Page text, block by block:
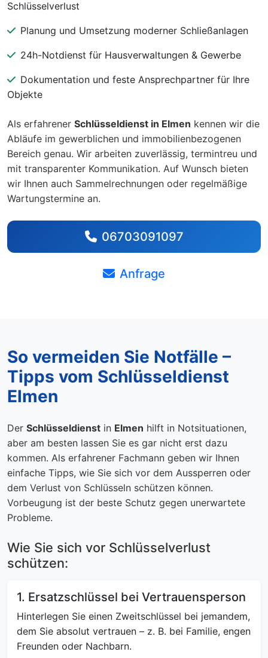
Schlüsselverlust
Planung und Umsetzung moderner Schließanlagen
24h-Notdienst für Hausverwaltungen & Gewerbe
Dokumentation und feste Ansprechpartner für Ihre
Objekte
Als erfahrener Schlüsseldienst in Elmen kennen wir die
Abläufe im gewerblichen und immobilienbezogenen
Bereich genau. Wir arbeiten zuverlässig, termintreu und
mit transparenter Kommunikation. Auf Wunsch bieten
wir Ihnen auch Sammelrechnungen oder regelmäßige
Wartungstermine an.
06703091097
Anfrage
So vermeiden Sie Notfälle –
Tipps vom Schlüsseldienst
Elmen
Der Schlüsseldienst in Elmen hilft in Notsituationen,
aber am besten lassen Sie es gar nicht erst dazu
kommen. Als erfahrener Fachmann geben wir Ihnen
einfache Tipps, wie Sie sich vor dem Aussperren oder
dem Verlust von Schlüsseln schützen können.
Vorbeugung ist der beste Schutz gegen unerwartete
Probleme.
Wie Sie sich vor Schlüsselverlust
schützen:
1. Ersatzschlüssel bei Vertrauensperson
Hinterlegen Sie einen Zweitschlüssel bei jemandem,
dem Sie absolut vertrauen – z. B. bei Familie, engen
Freunden oder Nachbarn.